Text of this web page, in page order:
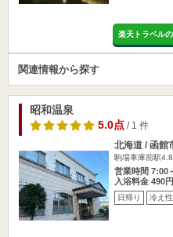
楽天トラベル
関連情報から探す
昭和温泉
5.0点/ 1 件
北海道 / 函館
駒場車庫前駅
営業時間 7:00
入浴料金 490
日帰り 冷え性